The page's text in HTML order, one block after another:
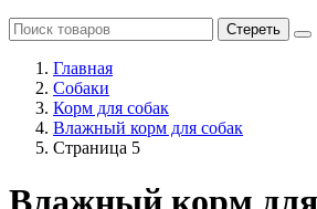
Стереть
Главная
Cобаки
Корм для собак
Влажный корм для собак
Страница 5